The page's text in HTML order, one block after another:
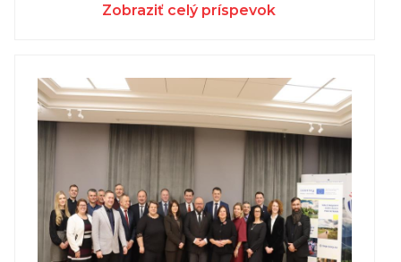
Zobraziť celý príspevok